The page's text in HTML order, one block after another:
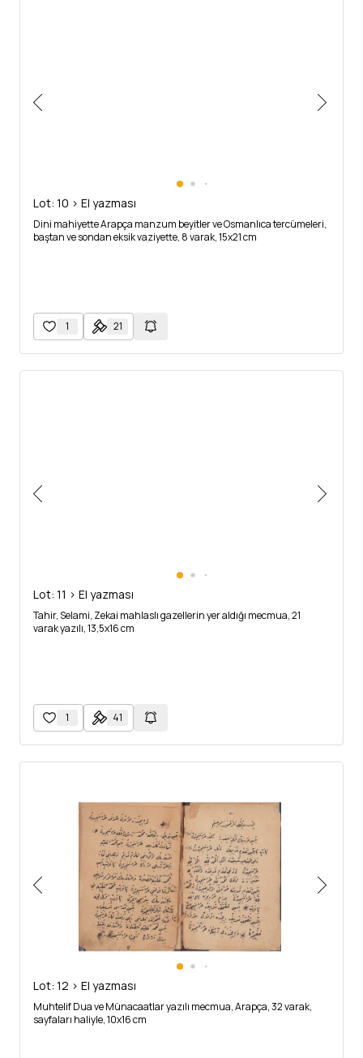
Lot: 10 > El yazması
Dini mahiyette Arapça manzum beyitler ve Osmanlıca tercümeleri,
baştan ve sondan eksik vaziyette, 8 varak, 15x21 cm
1 21
Lot: 11 > El yazması
Tahir, Selami, Zekai mahlaslı gazellerin yer aldığı mecmua, 21
varak yazılı, 13,5x16 cm
1 41
Lot: 12 > El yazması
Muhtelif Dua ve Münacaatlar yazılı mecmua, Arapça, 32 varak,
sayfaları haliyle, 10x16 cm